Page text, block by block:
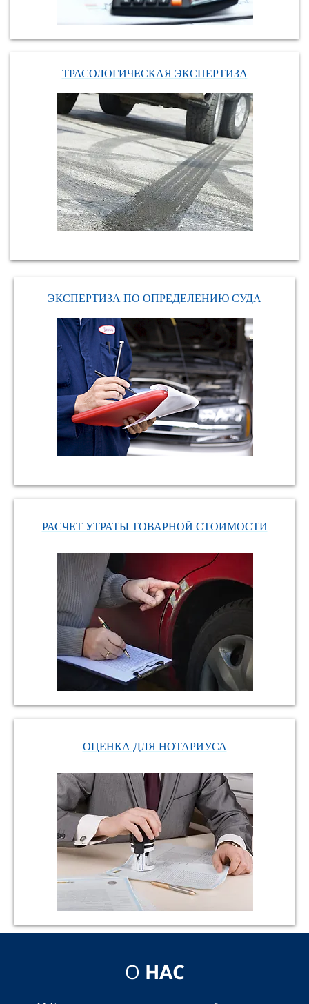
ТРАСОЛОГИЧЕСКАЯ ЭКСПЕРТИЗА
ЭКСПЕРТИЗА ПО ОПРЕДЕЛЕНИЮ СУДА
РАСЧЕТ УТРАТЫ ТОВАРНОЙ СТОИМОСТИ
ОЦЕНКА ДЛЯ НОТАРИУСА
О НАС